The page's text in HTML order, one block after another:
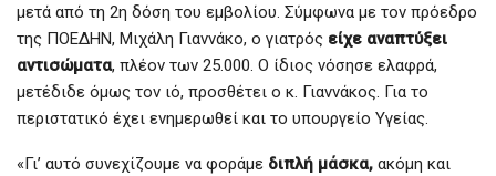
μετά από τη 2η δόση του εμβολίου. Σύμφωνα με τον πρόεδρο
της ΠΟΕΔΗΝ, Μιχάλη Γιαννάκο, ο γιατρός είχε αναπτύξει
αντισώματα, πλέον των 25.000. Ο ίδιος νόσησε ελαφρά,
μετέδιδε όμως τον ιό, προσθέτει ο κ. Γιαννάκος. Για το
περιστατικό έχει ενημερωθεί και το υπουργείο Υγείας.
«Γι’ αυτό συνεχίζουμε να φοράμε διπλή μάσκα, ακόμη και